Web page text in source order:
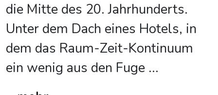
die Mitte des 20. Jahrhunderts.
Unter dem Dach eines Hotels, in
dem das Raum-Zeit-Kontinuum
ein wenig aus den Fuge ...